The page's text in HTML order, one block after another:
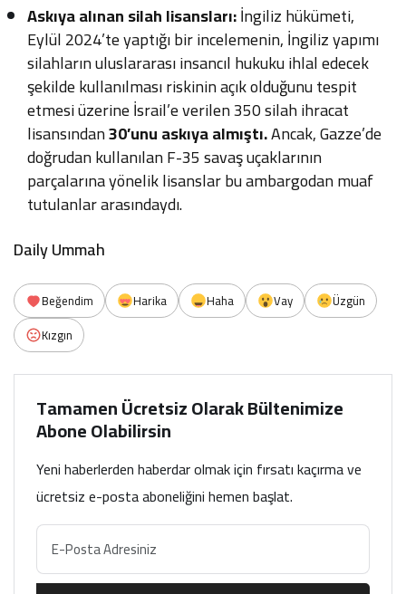
Askıya alınan silah lisansları:İngiliz hükümeti,
Eylül 2024’te yaptığı bir incelemenin, İngiliz yapımı
silahların uluslararası insancıl hukuku ihlal edecek
şekilde kullanılması riskinin açık olduğunu tespit
etmesi üzerine İsrail’e verilen 350 silah ihracat
lisansından30’unu askıya almıştı.Ancak, Gazze’de
doğrudan kullanılan F-35 savaş uçaklarının
parçalarına yönelik lisanslar bu ambargodan muaf
tutulanlar arasındaydı.
Daily Ummah
Beğendim Harika Haha Vay
Üzgün
Kızgın
Tamamen Ücretsiz Olarak Bültenimize
Abone Olabilirsin
Yeni haberlerden haberdar olmak için fırsatı kaçırma ve
ücretsiz e-posta aboneliğini hemen başlat.